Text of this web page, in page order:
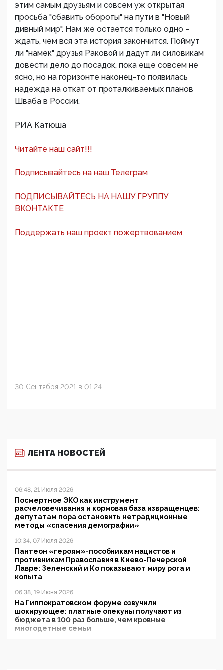
этим самым друзьям и совсем уж открытая
просьба "сбавить обороты" на пути в "Новый
дивный мир". Нам же остается только одно –
ждать, чем вся эта история закончится. Поймут
ли "намек" друзья Раковой и дадут ли силовикам
довести дело до посадок, пока еще совсем не
ясно, но на горизонте наконец-то появилась
надежда на откат от проталкиваемых планов
Шваба в России.
РИА Катюша
Читайте наш сайт!!!
Подписывайтесь на наш Телеграм
ПОДПИСЫВАЙТЕСЬ НА НАШУ ГРУППУ
ВКОНТАКТЕ
Поддержать наш проект пожертвованием
30 Сентября 2021 в 01:24
ЛЕНТА НОВОСТЕЙ
06:48, 21 Июля 2026
Посмертное ЭКО как инструмент
расчеловечивания и кормовая база извращенцев:
депутатам пора остановить нетрадиционные
методы «спасения демографии»
10:34, 07 Июля 2026
Пантеон «героям»-пособникам нацистов и
противникам Православия в Киево-Печерской
Лавре: Зеленский и Ко показывают миру рога и
копыта
06:38, 19 Июня 2026
На Гиппократовском форуме озвучили
шокирующее: платные опекуны получают из
бюджета в 100 раз больше, чем кровные
многодетные семьи